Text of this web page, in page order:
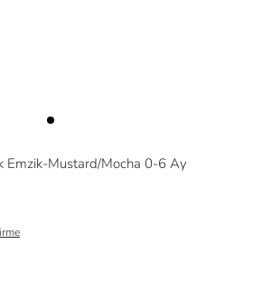
Emzik-Mustard/Mocha 0-6 Ay